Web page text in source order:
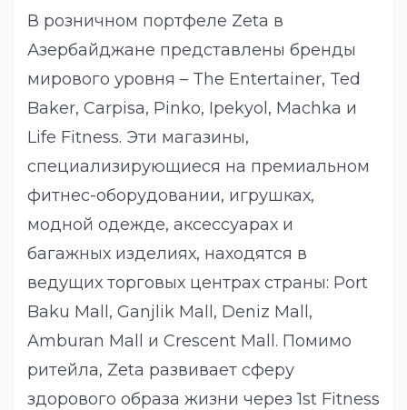
В розничном портфеле Zeta в
Азербайджане представлены бренды
мирового уровня – The Entertainer, Ted
Baker, Carpisa, Pinko, Ipekyol, Machka и
Life Fitness. Эти магазины,
специализирующиеся на премиальном
фитнес-оборудовании, игрушках,
модной одежде, аксессуарах и
багажных изделиях, находятся в
ведущих торговых центрах страны: Port
Baku Mall, Ganjlik Mall, Deniz Mall,
Amburan Mall и Crescent Mall. Помимо
ритейла, Zeta развивает сферу
здорового образа жизни через 1st Fitness